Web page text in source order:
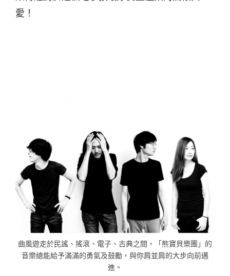
愛！
曲風遊走於民謠、搖滾、電子、古典之間，「熊寶貝樂團」的
音樂總能給予滿滿的勇氣及鼓勵，與你肩並肩的大步向前邁
進。